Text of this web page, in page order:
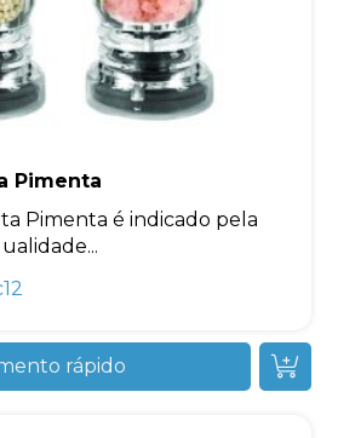
Pimenta
Pimenta é indicado pela
rápido